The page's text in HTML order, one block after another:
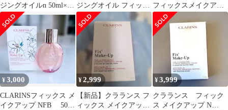
ジングオイルn 50ml×3
本セット➕フィックス
ミスト
ジングオイル フィック
スミスト(化粧水)
フィックスメイクアッ
プ N 5個セット
50mL×5【ネコポス】
¥3,000
CLARINSフィックス メ
イクアップ NFB 50ml
¥2,999
【新品】クラランス フ
ィックス メイクアップ
¥3,999
クラランス フィック
ス メイクアップ N